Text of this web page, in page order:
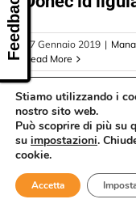
17 Gennaio 2019 |
Read More
Stiamo utilizzando i
nostro sito web.
Può scoprire di più su
su impostazioni.
cookie.
Accetta
Feedback